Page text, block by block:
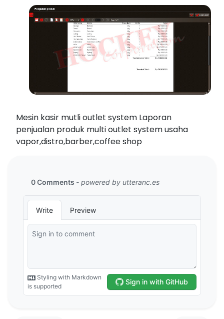
Mesin kasir mutli outlet system Laporan
penjualan produk multi outlet system usaha
vapor,distro,barber,coffee shop